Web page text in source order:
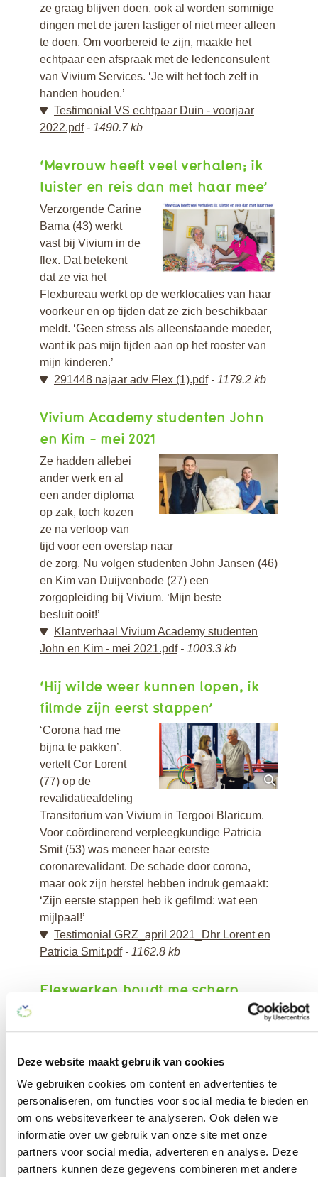
Deze website maakt gebruik van cookies
We gebruiken cookies om content en advertenties te
personaliseren, om functies voor social media te bieden en
om ons websiteverkeer te analyseren. Ook delen we
informatie over uw gebruik van onze site met onze
partners voor social media, adverteren en analyse. Deze
partners kunnen deze gegevens combineren met andere
ze graag blijven doen, ook al worden sommige
dingen met de jaren lastiger of niet meer alleen
te doen. Om voorbereid te zijn, maakte het
echtpaar een afspraak met de ledenconsulent
van Vivium Services. ‘Je wilt het toch zelf in
handen houden.’
Testimonial VS echtpaar Duin - voorjaar
2022.pdf
1490.7 kb
‘Mevrouw heeft veel verhalen; ik
luister en reis dan met haar mee’
Verzorgende Carine
Bama (43) werkt
vast bij Vivium in de
flex. Dat betekent
dat ze via het
Flexbureau werkt op de werklocaties van haar
voorkeur en op tijden dat ze zich beschikbaar
meldt. ‘Geen stress als alleenstaande moeder,
want ik pas mijn tijden aan op het rooster van
mijn kinderen.’
291448 najaar adv Flex (1).pdf
1179.2 kb
Vivium Academy studenten John
en Kim - mei 2021
Ze hadden allebei
ander werk en al
een ander diploma
op zak, toch kozen
ze na verloop van
tijd voor een overstap naar
de zorg. Nu volgen studenten John Jansen (46)
en Kim van Duijvenbode (27) een
zorgopleiding bij Vivium. ‘Mijn beste
besluit ooit!’
Klantverhaal Vivium Academy studenten
John en Kim - mei 2021.pdf
1003.3 kb
‘Hij wilde weer kunnen lopen, ik
filmde zijn eerst stappen’
‘Corona had me
bijna te pakken’,
vertelt Cor Lorent
(77) op de
revalidatieafdeling
Transitorium van Vivium in Tergooi Blaricum.
Voor coördinerend verpleegkundige Patricia
Smit (53) was meneer haar eerste
coronarevalidant. De schade door corona,
maar ook zijn herstel hebben indruk gemaakt:
‘Zijn eerste stappen heb ik gefilmd: wat een
mijlpaal!’
Testimonial GRZ_april 2021_Dhr Lorent en
Patricia Smit.pdf
1162.8 kb
Flexwerken houdt me scherp,
brengt uitdaging en afwisseling
Verzorgende
Linden (58) gaat
voor vast werk mét
veel variatie.Al
jaren werkt ze via
het Flexbureau zowel in de wijk, waar ze zorg
aan huis verleent, als op verschillende
kleinschalige woonlocaties voor mensen met